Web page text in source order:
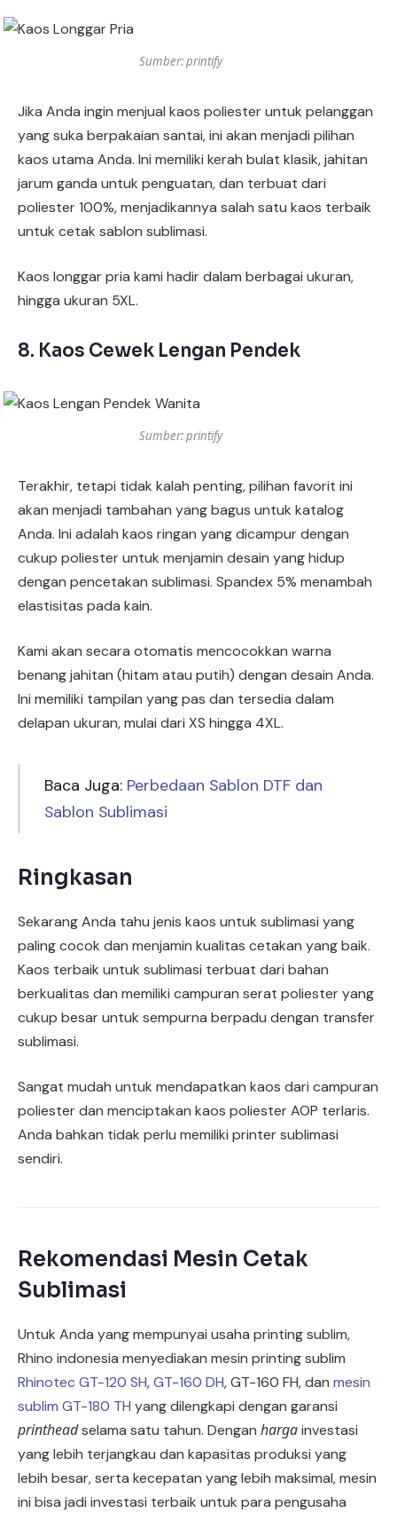
Sumber: printify
Jika Anda ingin menjual kaos poliester untuk pelanggan
yang suka berpakaian santai, ini akan menjadi pilihan
kaos utama Anda. Ini memiliki kerah bulat klasik, jahitan
jarum ganda untuk penguatan, dan terbuat dari
poliester 100%, menjadikannya salah satu kaos terbaik
untuk cetak sablon sublimasi.
Kaos longgar pria kami hadir dalam berbagai ukuran,
hingga ukuran 5XL.
8. Kaos Cewek Lengan Pendek
Sumber: printify
Terakhir, tetapi tidak kalah penting, pilihan favorit ini
akan menjadi tambahan yang bagus untuk katalog
Anda. Ini adalah kaos ringan yang dicampur dengan
cukup poliester untuk menjamin desain yang hidup
dengan pencetakan sublimasi. Spandex 5% menambah
elastisitas pada kain.
Kami akan secara otomatis mencocokkan warna
benang jahitan (hitam atau putih) dengan desain Anda.
Ini memiliki tampilan yang pas dan tersedia dalam
delapan ukuran, mulai dari XS hingga 4XL.
Baca Juga: Perbedaan Sablon DTF dan
Sablon Sublimasi
Ringkasan
Sekarang Anda tahu jenis kaos untuk sublimasi yang
paling cocok dan menjamin kualitas cetakan yang baik.
Kaos terbaik untuk sublimasi terbuat dari bahan
berkualitas dan memiliki campuran serat poliester yang
cukup besar untuk sempurna berpadu dengan transfer
sublimasi.
Sangat mudah untuk mendapatkan kaos dari campuran
poliester dan menciptakan kaos poliester AOP terlaris.
Anda bahkan tidak perlu memiliki printer sublimasi
sendiri.
Rekomendasi Mesin Cetak
Sublimasi
Untuk Anda yang mempunyai usaha printing sublim,
Rhino indonesia menyediakan mesin printing sublim
Rhinotec GT-120 SH,GT-160 DH, GT-160 FH, dan mesin
sublim GT-180 TH yang dilengkapi dengan garansi
printheadselama satu tahun. Dengan hargainvestasi
yang lebih terjangkau dan kapasitas produksi yang
lebih besar, serta kecepatan yang lebih maksimal, mesin
ini bisa jadi investasi terbaik untuk para pengusaha